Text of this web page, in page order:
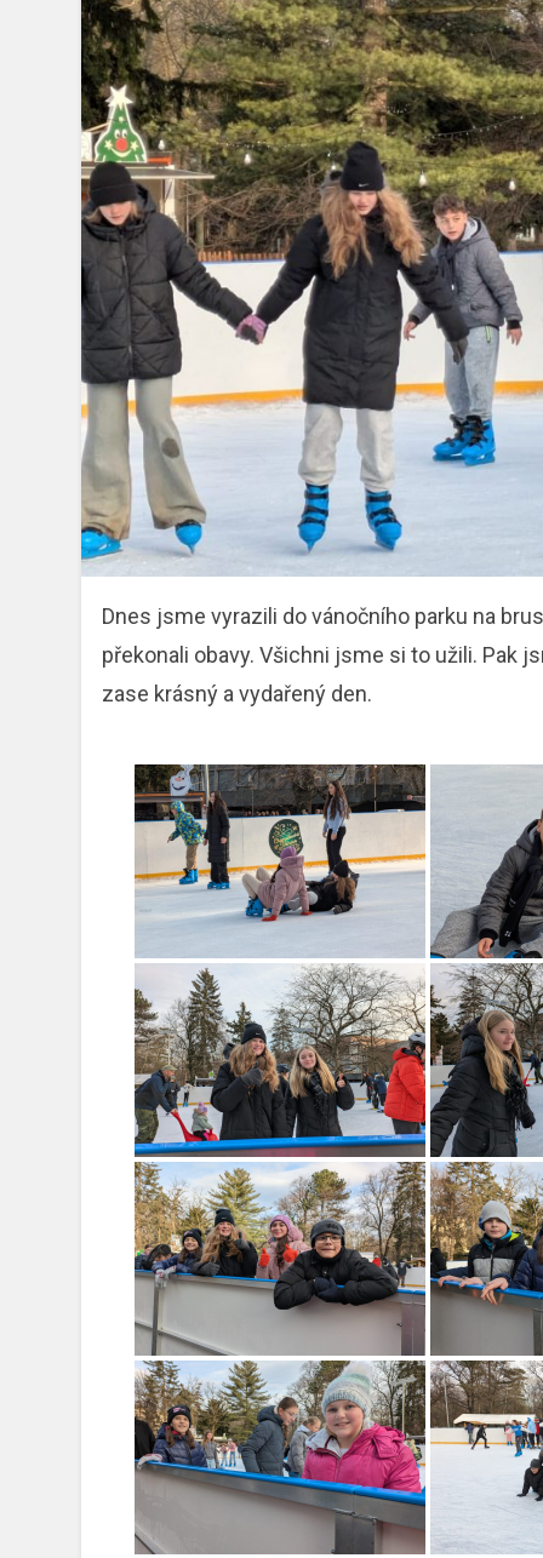
Dnes jsme vyrazili do vánočního parku na
překonali obavy. Všichni jsme si to užili. Pak
zase krásný a vydařený den.